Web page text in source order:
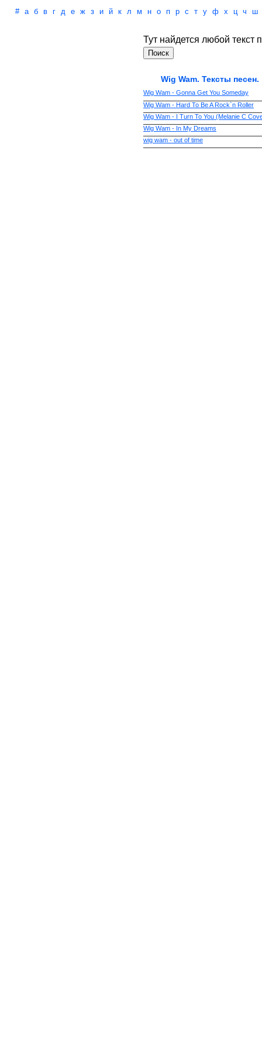
# а б в г д е ж з и й к л м н о п р с т у ф х ц ч ш
Тут найдется любой текст
Wig Wam. Тексты песен.
Wig Wam - Gonna Get You Someday
Wig Wam - Hard To Be A Rock`n Roller
Wig Wam - I Turn To You (Melanie C
Wig Wam - In My Dreams
wig wam - out of time